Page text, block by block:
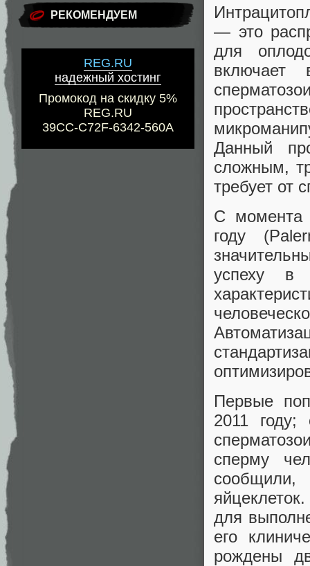
РЕКОМЕНДУЕМ
REG.RU
надежный хостинг
Промокод на скидку 5%
REG.RU
39CC-C72F-6342-560A
— это
для
включает
Данный
сложным,
требует от
С момента
году
успеху в
Первые
2011 году;
сперму
сообщили,
для
его
рождены